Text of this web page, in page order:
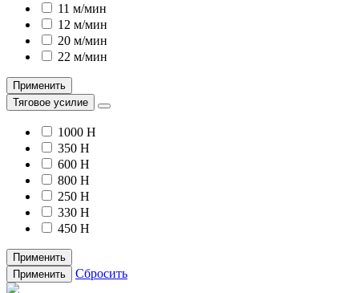
11 м/мин
12 м/мин
20 м/мин
22 м/мин
Применить
Тяговое усилие
1000 Н
350 H
600 H
800 H
250 H
330 Н
450 Н
Применить
Применить
Сбросить